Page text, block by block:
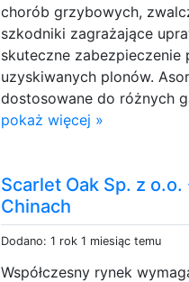
chorób grzybowych,
szkodniki zagrażające
skuteczne
uzyskiwanych plonów.
dostosowane do różnych
pokaż więcej »
Scarlet Oak Sp. z
Chinach
Dodano: 1 rok 1 miesiąc temu
Współczesny rynek